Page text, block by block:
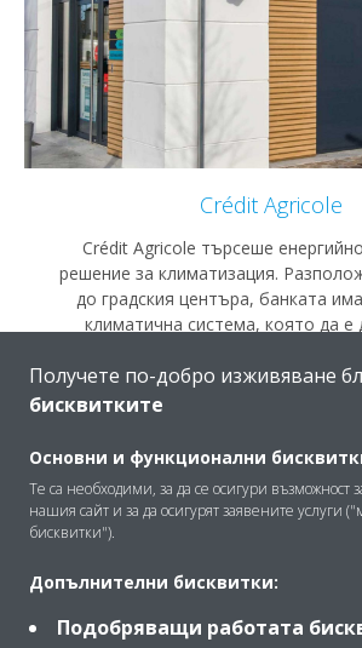
Crédit Agricole
Crédit Agricole търсеше
решение за климатизация.
до градския центъра, банката
климатична система, която да е
същевременно да работи при
Получете по-добро изживяване
бисквитките
Основни и функционални
Те са необходими, за да се осигури възможност
нашия сайт и за да осигурят заявените услуги
бисквитки").
Допълнителни бисквитки:
Подобряващи работата